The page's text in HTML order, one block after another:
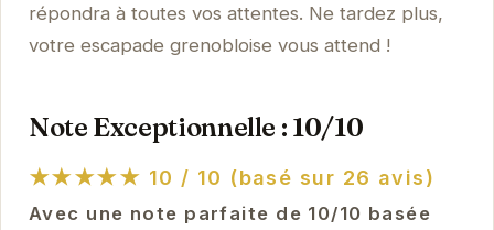
répondra à toutes vos attentes. Ne tardez plus,
votre escapade grenobloise vous attend !
Note Exceptionnelle : 10/10
★★★★★ 10 / 10 (basé sur 26 avis)
Avec une note parfaite de 10/10 basée